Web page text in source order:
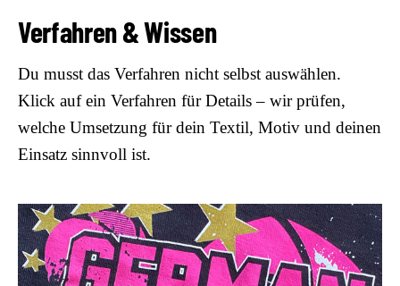
Verfahren & Wissen
Du musst das Verfahren nicht selbst auswählen.
Klick auf ein Verfahren für Details – wir prüfen,
welche Umsetzung für dein Textil, Motiv und deinen
Einsatz sinnvoll ist.